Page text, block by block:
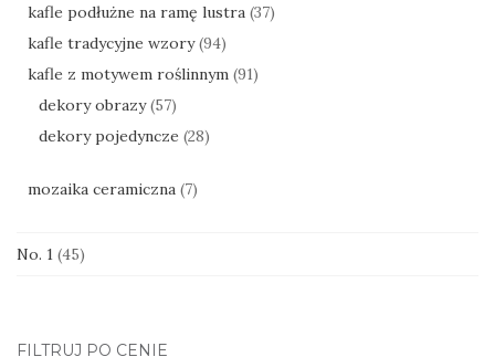
kafle podłużne na ramę lustra (37)
kafle tradycyjne wzory (94)
kafle z motywem roślinnym (91)
dekory obrazy (57)
dekory pojedyncze (28)
mozaika ceramiczna (7)
No. 1 (45)
FILTRUJ PO CENIE